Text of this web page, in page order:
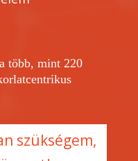
több, mint 220
szükségem,